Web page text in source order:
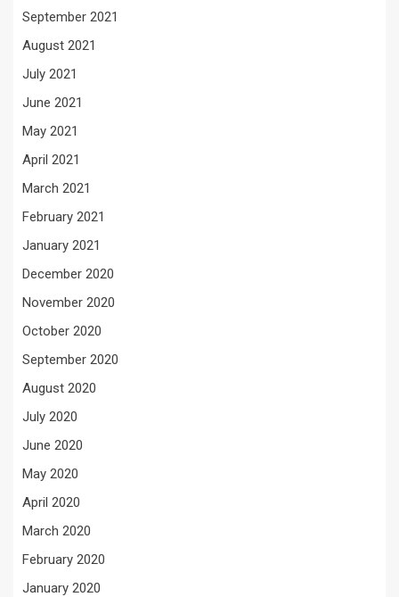
September 2021
August 2021
July 2021
June 2021
May 2021
April 2021
March 2021
February 2021
January 2021
December 2020
November 2020
October 2020
September 2020
August 2020
July 2020
June 2020
May 2020
April 2020
March 2020
February 2020
January 2020